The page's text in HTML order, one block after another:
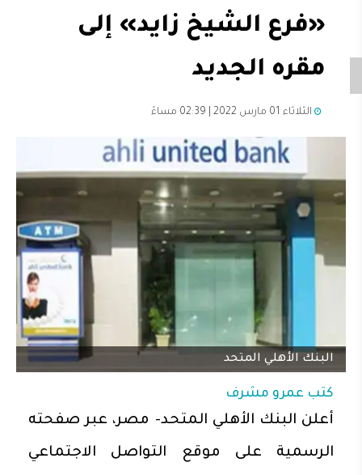
«فرع الشيخ زايد» إلى
مقره الجديد
الثلاثاء 01 مارس 2022 | 02:39 مساءً
البنك الأهلي المتحد
كتب عمرو مشرف
أعلن البنك الأهلي المتحد- مصر، عبر صفحته
الرسمية على موقع التواصل الاجتماعي